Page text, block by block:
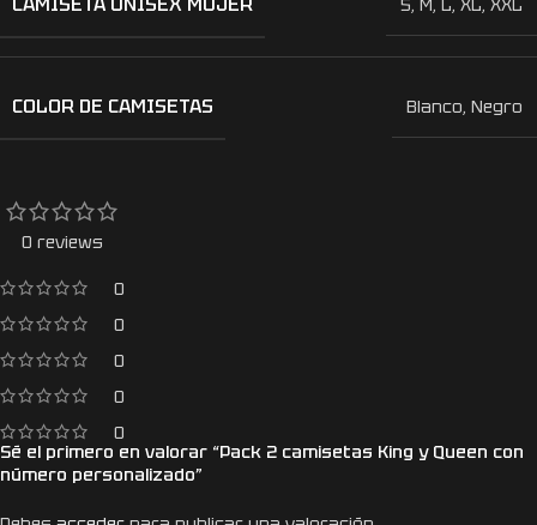
S, M, L, XL, XXL
COLOR DE CAMISETAS Blanco, Negro
0 reviews
0
0
0
0
0
Sé el primero en valorar “Pack 2 camisetas King y Queen con
número personalizado”